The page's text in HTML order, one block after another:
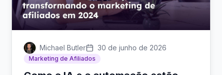
Michael Butler 30 de junho de 2026
Marketing de Afiliados